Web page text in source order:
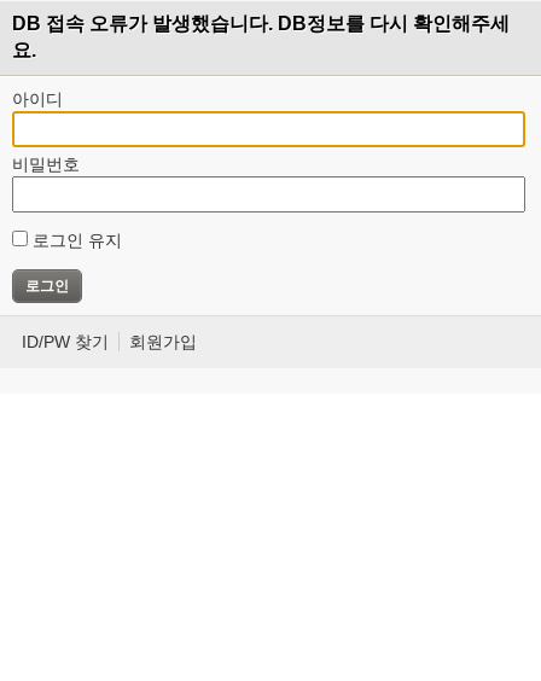
DB 접속 오류가 발생했습니다. DB정보를 다시 확인해주세
요.
아이디
비밀번호
로그인 유지
ID/PW 찾기 회원가입